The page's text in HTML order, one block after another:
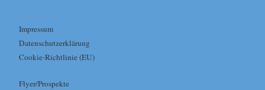
Impressum
Datenschutzerklärung
Cookie-Richtlinie (EU)
Flyer/Prospekte